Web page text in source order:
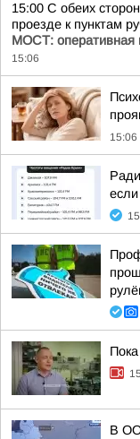
15:00 С обеих
проезде к пунктам
МОСТ: оперативная
15:06
15:06
В